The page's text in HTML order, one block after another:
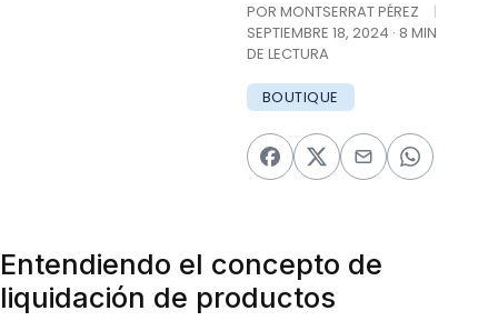
POR MONTSERRAT PÉREZ
|
SEPTIEMBRE 18, 2024 · 8 MIN
DE LECTURA
BOUTIQUE
Entendiendo el concepto de
liquidación de productos